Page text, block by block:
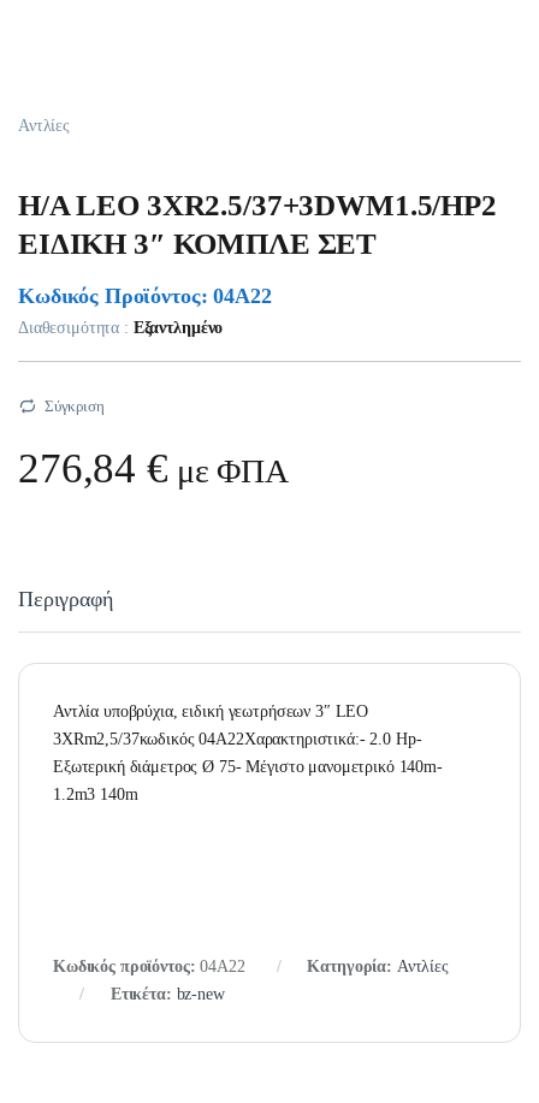
Αντλίες
Η/Α LEO 3XR2.5/37+3DWM1.5/HP2
EIΔIKH 3″ ΚΟΜΠΛΕ ΣΕΤ
Κωδικός Προϊόντος: 04A22
Διαθεσιμότητα : Εξαντλημένο
Σύγκριση
276,84€ με ΦΠΑ
Περιγραφή
Αντλία υποβρύχια, ειδική γεωτρήσεων 3″ LEO
3XRm2,5/37κωδικός 04A22Χαρακτηριστικά:- 2.0 Hp-
Εξωτερική διάμετρος Ø 75- Μέγιστο μανομετρικό 140m-
1.2m3 140m
Κωδικός προϊόντος:04A22 Κατηγορία: Αντλίες
Ετικέτα: bz-new